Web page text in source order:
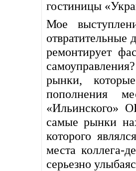
гостиницы
Мое
отвратительные
ремонтирует
рынки,
пополнения
«Ильинского»
самые рынки
которого
места коллега-
серьезно